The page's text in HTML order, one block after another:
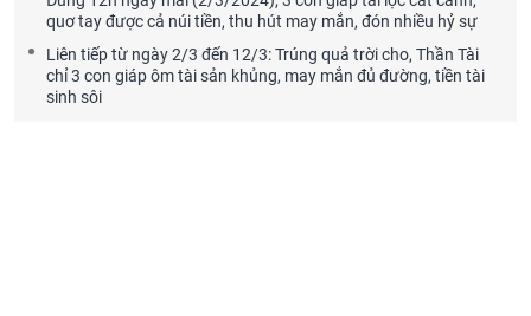
quơ tay được cả núi tiền, thu hút may mắn, đón nhiều hỷ sự
Liên tiếp từ ngày 2/3 đến 12/3: Trúng quả trời cho, Thần Tài
chỉ 3 con giáp ôm tài sản khủng, may mắn đủ đường, tiền tài
sinh sôi